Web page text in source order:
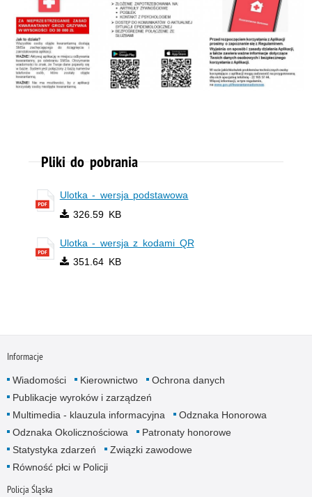
Pliki do pobrania
Ulotka - wersja podstawowa
326.59 KB
Ulotka - wersja z kodami QR
351.64 KB
Informacje
Wiadomości Kierownictwo
Ochrona danych
Publikacje wyroków i zarządzeń
Multimedia - klauzula informacyjna
Odznaka Honorowa
Odznaka Okolicznościowa
Patronaty honorowe
Statystyka zdarzeń
Związki zawodowe
Równość płci w Policji
Policja Śląska